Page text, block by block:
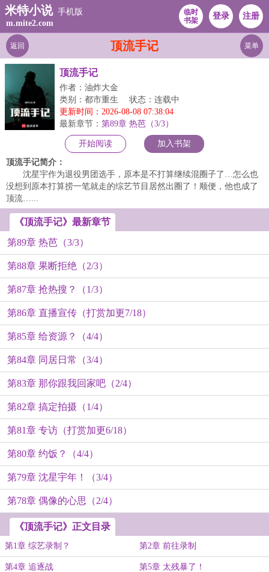
米特小说 手机版
m.mite2.com
临时
书架
登录 注册
顶流手记
返回 菜单
顶流手记
作者：油炸大金
类别：都市重生
状态：连载中
更新时间：2026-08-08 07:38:04
最新章节： 第89章 热芭（3/3）
开始阅读 加入书架
顶流手记简介：
沈星宇作为退役男团选手，原本是不打算继续混圈子了…怎么也
没想到原本打算捞一笔就走的综艺节目居然出圈了！顺便，他也成了
顶流…...
《顶流手记》最新章节
第89章 热芭（3/3）
第88章 果断拒绝（2/3）
第87章 抢热搜？（1/3）
第86章 直播宣传（打赏加更7/18）
第85章 给资源？（4/4）
第84章 同居日常（3/4）
第83章 那你跟我回家吧（2/4）
第82章 搞定拍摄（1/4）
第81章 专访（打赏加更6/18）
第80章 约饭？（4/4）
第79章 沈星宇年！（3/4）
第78章 偶像的心思（2/4）
《顶流手记》正文目录
第1章 综艺录制？ 第2章 前往录制
第4章 追逐战 第5章 太残暴了！